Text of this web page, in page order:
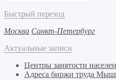
Быстрый переход
Москва Санкт-Петербург
Актуальные записи
Центры занятости
Адреса биржи труда